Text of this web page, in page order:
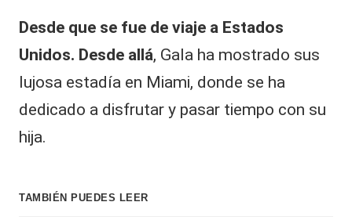
Desde que se fue de viaje a Estados
Unidos. Desde allá, Gala ha mostrado sus
lujosa estadía en Miami, donde se ha
dedicado a disfrutar y pasar tiempo con su
hija.
TAMBIÉN PUEDES LEER